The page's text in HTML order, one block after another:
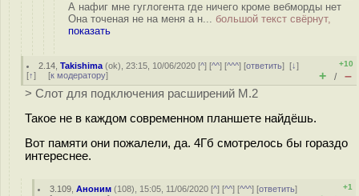
А нафиг мне гуглогента где ничего кроме вебморды нет
Она точеная не на меня а н... большой текст свёрнут,
показать
2.14 ,Takishima (ok), 23:15, 10/06/2020 [^] [^^] [^^^] [ответить][↓]
[↑] [к модератору]
+10
+ / –
> Слот для подключения расширений M.2
Такое не в каждом современном планшете найдёшь.
Вот памяти они пожалели, да. 4Гб смотрелось бы гораздо
интереснее.
3.109 ,Аноним (108), 15:05, 11/06/2020 [^] [^^] [^^^] [ответить]
+1